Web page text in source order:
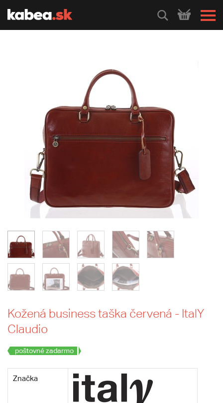
HLEDEJ
Kožená business taška červená - ItalY
Claudio
poštovné zadarmo
Značka